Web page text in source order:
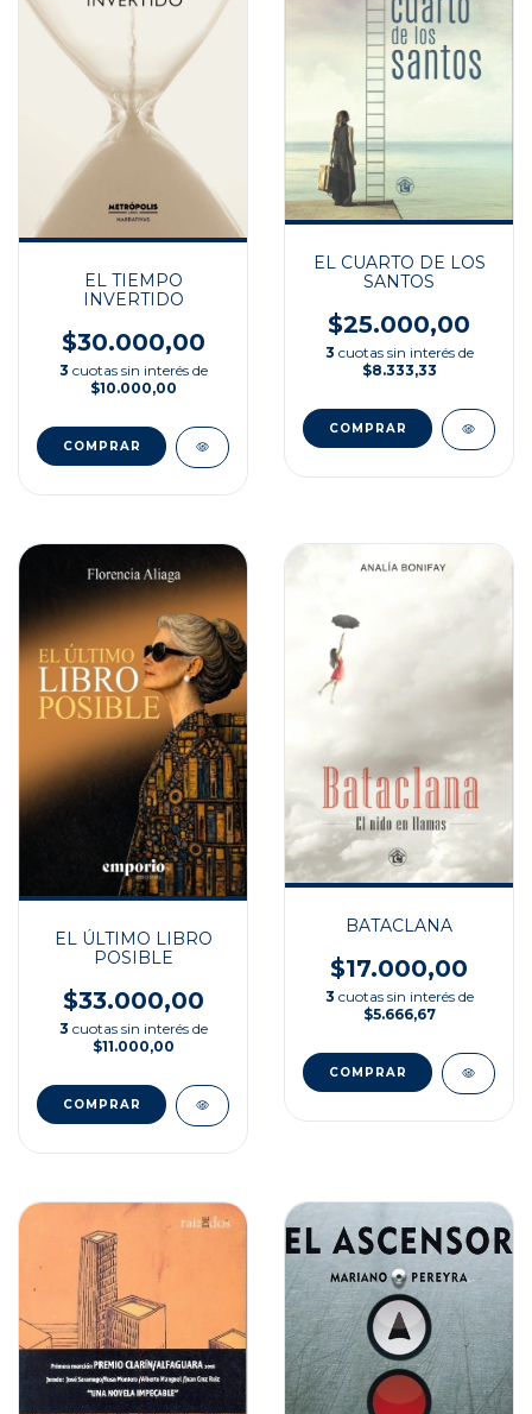
EL TIEMPO
INVERTIDO
$30.000,00
3 cuotas sin interés de
$10.000,00
EL CUARTO DE LOS
SANTOS
$25.000,00
3 cuotas sin interés de
$8.333,33
EL ÚLTIMO LIBRO
POSIBLE
$33.000,00
3 cuotas sin interés de
$11.000,00
BATACLANA
$17.000,00
3 cuotas sin interés de
$5.666,67